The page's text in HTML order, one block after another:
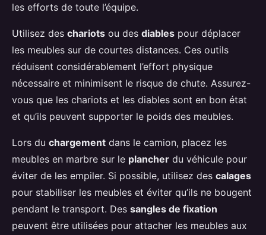
les efforts de toute l’équipe.
Utilisez des chariots ou des diables pour déplacer
les meubles sur de courtes distances. Ces outils
réduisent considérablement l’effort physique
nécessaire et minimisent le risque de chute. Assurez-
vous que les chariots et les diables sont en bon état
et qu’ils peuvent supporter le poids des meubles.
Lors du chargement dans le camion, placez les
meubles en marbre sur le plancher du véhicule pour
éviter de les empiler. Si possible, utilisez des calages
pour stabiliser les meubles et éviter qu’ils ne bougent
pendant le transport. Des sangles de fixation
peuvent être utilisées pour attacher les meubles aux